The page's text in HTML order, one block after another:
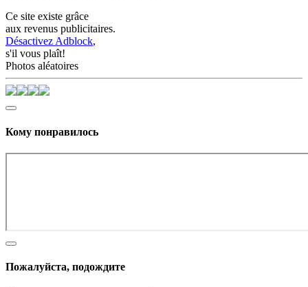
Ce site existe grâce
aux revenus publicitaires.
Désactivez Adblock,
s'il vous plaît!
Photos aléatoires
Кому понравилось
Пожалуйста, подождите